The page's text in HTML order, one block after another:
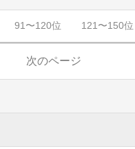
91〜120位 121〜150位
次のページ